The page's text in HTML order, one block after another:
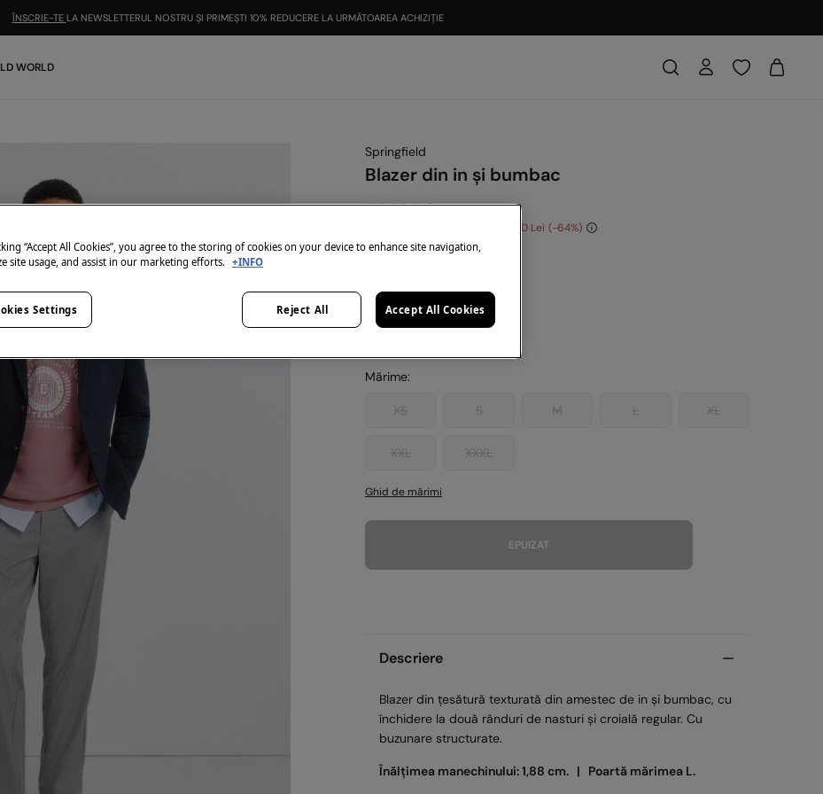
ÎNSCRIE-TE LA NEWSLETTERUL NOSTRU ȘI PRIMEȘTI 10% REDUCERE LA URMĂTOAREA ACHIZIȚIE
WORLD
Springfield
Blazer din in și bumbac
179,99 Lei
320,00 Lei 64
Culoare:
Mărime:
XS S M L XL
XXL XXXL
Ghid de mărimi
EPUIZAT
Descriere
Blazer din țesătură texturată din amestec de in și bumbac, cu
închidere la două rânduri de nasturi și croială regular. Cu
buzunare structurate.
Înălțimea manechinului: 1,88 cm. | Poartă mărimea L.
“Accept All Cookies”, you agree to the storing of cookies on your device to enhance site navigation,
site usage, and assist in our marketing efforts. +INFO
Reject All Accept All Cookies
Settings